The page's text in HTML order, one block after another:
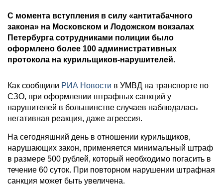
С момента вступления в силу «антитабачного
закона» на Московском и Лодожском вокзалах
Петербурга сотрудниками полиции было
оформлено более 100 административных
протокола на курильщиков-нарушителей.
Как сообщили РИА Новости в УМВД на транспорте по
СЗО, при оформлении штрафных санкций у
нарушителей в большинстве случаев наблюдалась
негативная реакция, даже агрессия.
На сегодняшний день в отношении курильщиков,
нарушающих закон, применяется минимальный штраф
в размере 500 рублей, который необходимо погасить в
течение 60 суток. При повторном нарушении штрафная
санкция может быть увеличена.